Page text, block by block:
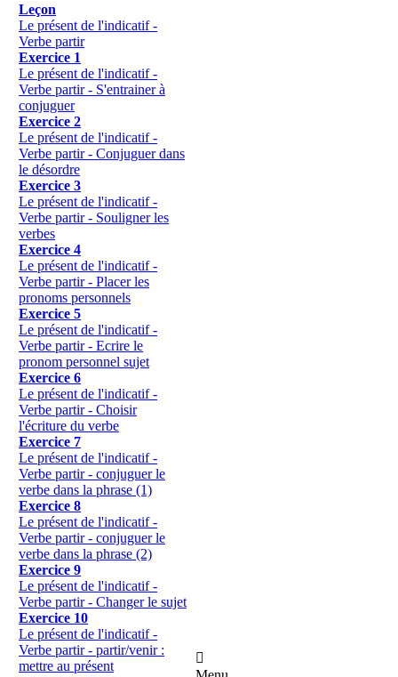
Leçon
Le présent de l'indicatif -
Verbe partir
Exercice 1
Le présent de l'indicatif -
Verbe partir - S'entrainer à
conjuguer
Exercice 2
Le présent de l'indicatif -
Verbe partir - Conjuguer dans
le désordre
Exercice 3
Le présent de l'indicatif -
Verbe partir - Souligner les
verbes
Exercice 4
Le présent de l'indicatif -
Verbe partir - Placer les
pronoms personnels
Exercice 5
Le présent de l'indicatif -
Verbe partir - Ecrire le
pronom personnel sujet
Exercice 6
Le présent de l'indicatif -
Verbe partir - Choisir
l'écriture du verbe
Exercice 7
Le présent de l'indicatif -
Verbe partir - conjuguer le
verbe dans la phrase (1)
Exercice 8
Le présent de l'indicatif -
Verbe partir - conjuguer le
verbe dans la phrase (2)
Exercice 9
Le présent de l'indicatif -
Verbe partir - Changer le sujet
Exercice 10
Le présent de l'indicatif -
Verbe partir - partir/venir :
mettre au présent
